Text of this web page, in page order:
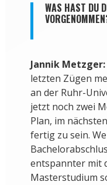
WAS HAST DU
Jannik Metzger:
letzten Zügen
an der Ruhr-
jetzt noch zwei
Plan, im
fertig zu sein.
entspannter mit
Masterstudium